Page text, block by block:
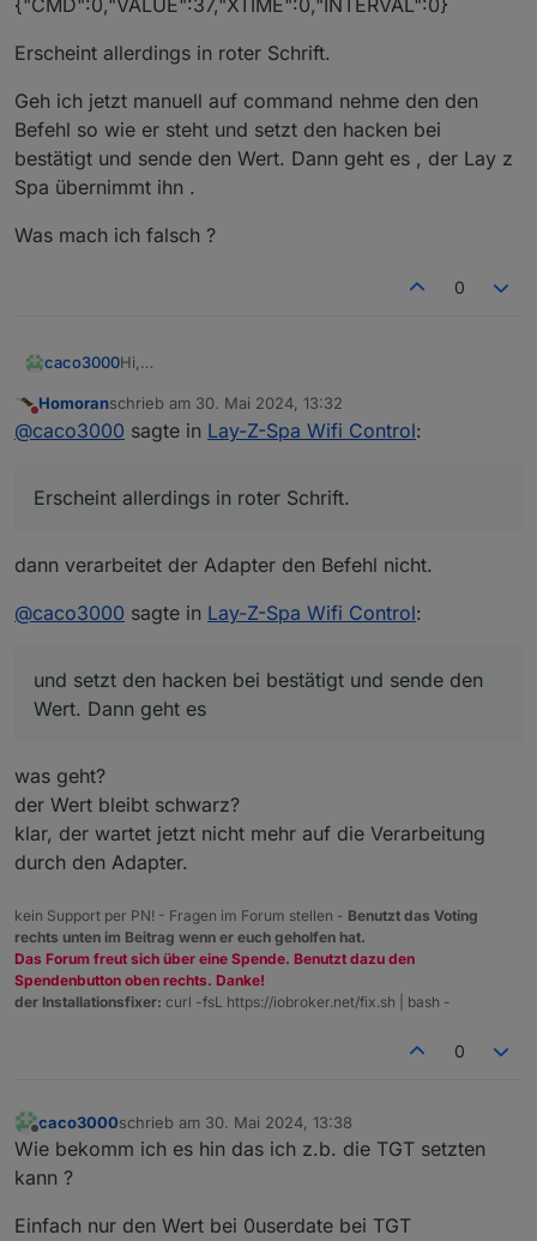
Erscheint allerdings in roter Schrift.
Geh ich jetzt manuell auf command nehme den den
Befehl so wie er steht und setzt den hacken bei
bestätigt und sende den Wert. Dann geht es , der Lay z
Spa übernimmt ihn .
Was mach ich falsch ?
0
caco3000Hi,
Befehl auch via mqtt wieder zurückgeschickt wird?
Bei Objekten- 0 Userdata gebe ich bei TGT 37 als
Schon wird bei mytt-layzspa-command geschrieben
mit :
Geh ich jetzt manuell auf command nehme den den
Lay z Spa übernimmt ihn .
Nicht stören
Homoranschrieb am 30. Mai 2024, 13:32
zuletzt editiert von
@caco3000 sagte in Lay-Z-Spa Wifi Control:
Erscheint allerdings in roter Schrift.
dann verarbeitet der Adapter den Befehl nicht.
@caco3000 sagte in Lay-Z-Spa Wifi Control:
und setzt den hacken bei bestätigt und sende den
Wert. Dann geht es
was geht?
der Wert bleibt schwarz?
klar, der wartet jetzt nicht mehr auf die Verarbeitung
durch den Adapter.
kein Support per PN! - Fragen im Forum stellen - Benutzt das Voting
rechts unten im Beitrag wenn er euch geholfen hat.
Das Forum freut sich über eine Spende. Benutzt dazu den
Spendenbutton oben rechts. Danke!
der Installationsfixer: curl -fsL https://iobroker.net/fix.sh | bash -
0
Offline
caco3000schrieb am 30. Mai 2024, 13:38
zuletzt editiert von
Wie bekomm ich es hin das ich z.b. die TGT setzten
kann ?
Einfach nur den Wert bei 0userdate bei TGT